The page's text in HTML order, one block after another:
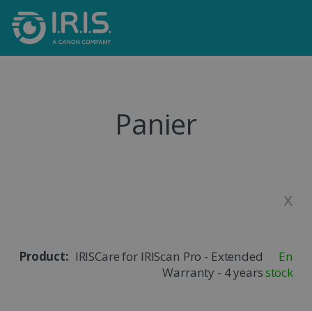
Panier
x
IRISCare for IRIScan Pro - Extended
Warranty - 4 years
En
stock